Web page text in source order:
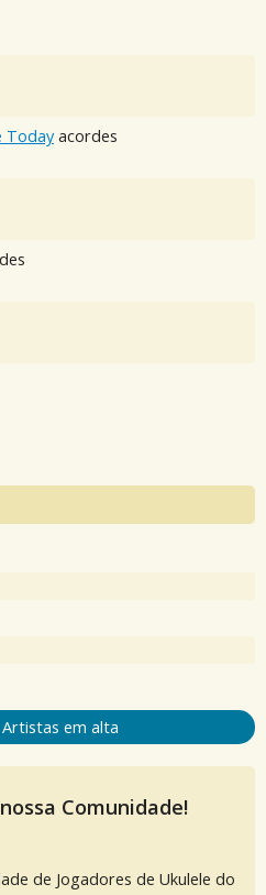
Today acordes
em alta
Comunidade!
de Jogadores de Ukulele do